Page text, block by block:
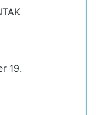
19.